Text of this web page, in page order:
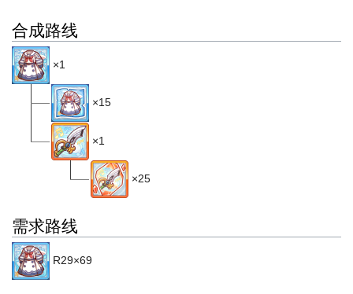
合成路线
×1
×15
×1
×25
需求路线
R29×69